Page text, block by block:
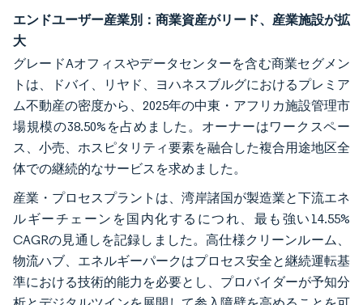
エンドユーザー産業別：商業資産がリード、産業施設が拡
大
グレードAオフィスやデータセンターを含む商業セグメン
トは、ドバイ、リヤド、ヨハネスブルグにおけるプレミア
ム不動産の密度から、2025年の中東・アフリカ施設管理市
場規模の38.50%を占めました。オーナーはワークスペー
ス、小売、ホスピタリティ要素を融合した複合用途地区全
体での継続的なサービスを求めました。
産業・プロセスプラントは、湾岸諸国が製造業と下流エネ
ルギーチェーンを国内化するにつれ、最も強い14.55%
CAGRの見通しを記録しました。高仕様クリーンルーム、
物流ハブ、エネルギーパークはプロセス安全と継続運転基
準における技術的能力を必要とし、プロバイダーが予知分